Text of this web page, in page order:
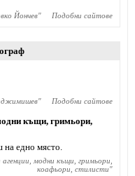
Йончев" Подобни сайтове
" Подобни сайтове
къщи, гримьори,
на едно място.
модни къщи, гримьори,
коафьори, стилисти"